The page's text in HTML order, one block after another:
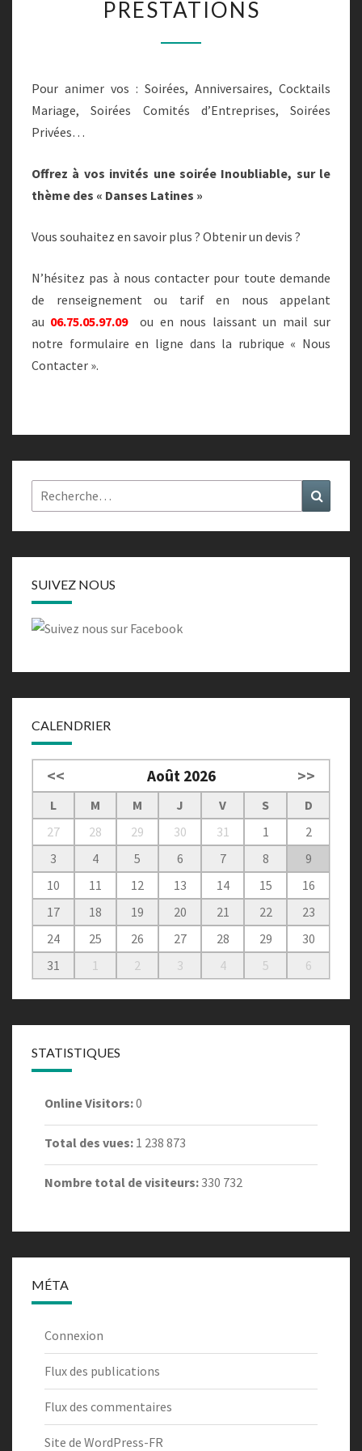
PRESTATIONS
Pour animer vos : Soirées, Anniversaires, Cocktails
Mariage, Soirées Comités d’Entreprises, Soirées
Privées…
Offrez à vos invités une soirée Inoubliable, sur le
thème des « Danses Latines »
Vous souhaitez en savoir plus ? Obtenir un devis ?
N’hésitez pas à nous contacter pour toute demande
de renseignement ou tarif en nous appelant
au 06.75.05.97.09
ou en nous laissant un mail sur
notre formulaire en ligne dans la rubrique « Nous
Contacter ».
Rechercher :
SUIVEZ NOUS
CALENDRIER
<< Août 2026 >>
L M M J V S
D
27
28 29 30 31 1
2
3
4 5 6 7 8
9
10
11 12 13 14 15
16
17
18 19 20 21 22
23
24
25 26 27 28 29
30
31
1 2 3 4 5 6
STATISTIQUES
Online Visitors:0
Total des vues: 1 238 873
Nombre total de visiteurs: 330 732
MÉTA
Connexion
Flux des publications
Flux des commentaires
Site de WordPress-FR